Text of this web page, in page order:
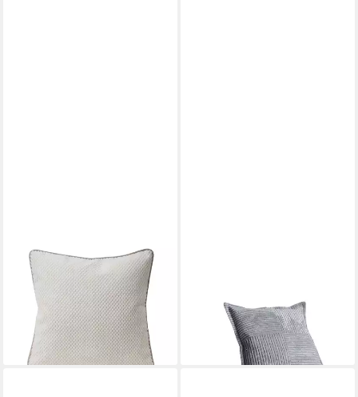
GÖZZE
Zierkissen GÖZZE Kissen
SVEN weiss BHT 40x8x40
cm weiß Dekokissen
12,90 €
lieferbar - in 4-5 Werktagen bei dir
cm grau Dekokissen
lieferbar - in 4-5 Werktagen bei dir